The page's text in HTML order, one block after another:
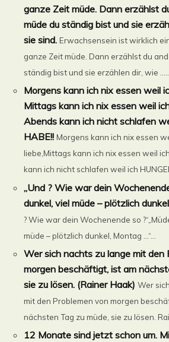
ganze Zeit müde. Dann erzählst
müde du ständig bist und sie
sie sind. Erwachsensein ist wirklich
ganze Zeit müde. Dann erzählst du
ständig bist und sie erzählen dir, wie ......
Morgens kann ich nix essen weil
Mittags kann ich nix essen weil
Abends kann ich nicht schlafen
HABE!! Morgens kann ich nix essen
liebe,Mittags kann ich nix essen weil
kann ich nicht schlafen weil ich HUNGER
„Und ? Wie war dein
dunkel, viel müde – plötzlich
? Wie war dein Wochenende so
müde – plötzlich dunkel, Montag …“...
Wer sich nachts zu lange mit den
morgen beschäftigt, ist am
sie zu lösen. (Rainer Haak) Wer
mit den Problemen von morgen
nächsten Tag zu müde, sie zu lösen.
12 Monate sind jetzt schon um.